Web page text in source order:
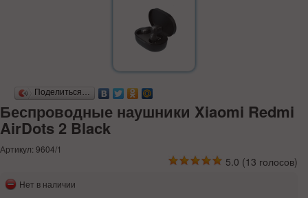
Поделиться…
Беспроводные наушники Xiaomi Redmi
AirDots 2 Black
Артикул: 9604/1
5.0 (13 голосов)
Нет в наличии